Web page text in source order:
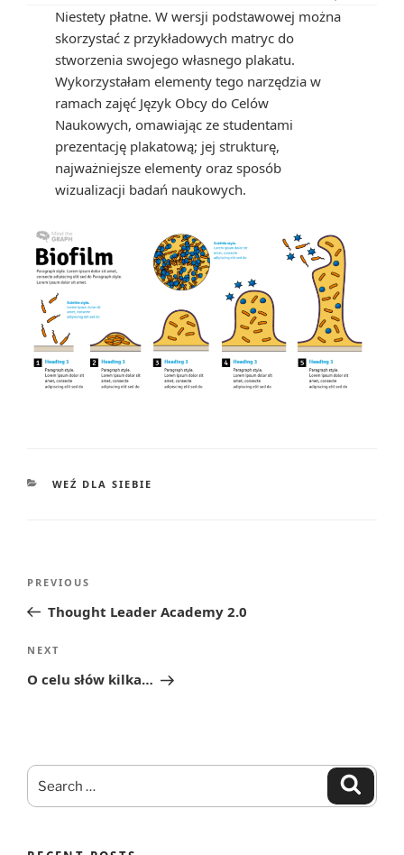
Niestety płatne. W wersji podstawowej można
skorzystać z przykładowych matryc do
stworzenia swojego własnego plakatu.
Wykorzystałam elementy tego narzędzia w
ramach zajęć Język Obcy do Celów
Naukowych, omawiając ze studentami
prezentację plakatową; jej strukturę,
najważniejsze elementy oraz sposób
wizualizacji badań naukowych.
CATEGORIES
WEŹ DLA SIEBIE
Previous
Post
PREVIOUS
Thought Leader Academy 2.0
Next
Post
NEXT
O celu słów kilka…
Search
for:
Search